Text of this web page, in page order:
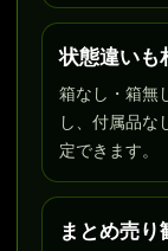
状態違いも
箱なし・箱無
し、付属品な
定できます。
まとめ売り